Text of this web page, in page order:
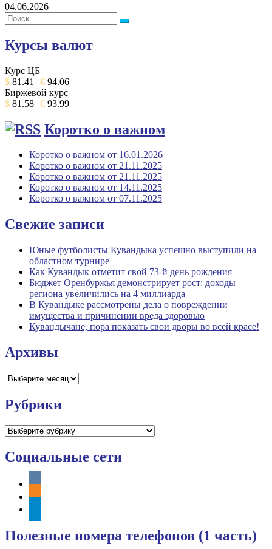
04.06.2026
Поиск:
Поиск
Курсы валют
Курс ЦБ
$ 81.41 € 94.06
Биржевой курс
$ 81.58 € 93.99
Коротко о важном
Коротко о важном от 16.01.2026
Коротко о важном от 21.11.2025
Коротко о важном от 21.11.2025
Коротко о важном от 14.11.2025
Коротко о важном от 07.11.2025
Свежие записи
Юные футболисты Кувандыка успешно выступили на
областном турнире
Как Кувандык отметит свой 73-й день рождения
Бюджет Оренбуржья демонстрирует рост: доходы
региона увеличились на 4 миллиарда
В Кувандыке рассмотрены дела о повреждении
имущества и причинении вреда здоровью
Кувандычане, пора показать свои дворы во всей красе!
Архивы
Архивы
Рубрики
Рубрики
Социальные сети
vkontakte
odnoklassniki
Полезные номера телефонов (1 часть)